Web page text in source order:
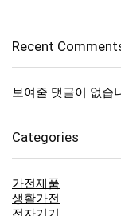
Recent
보여줄 댓글이 없습
Categories
가전제품
생활가전